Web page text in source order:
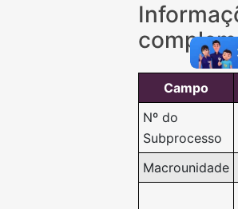
Campo
Nº do
Subprocesso
Macrounidade